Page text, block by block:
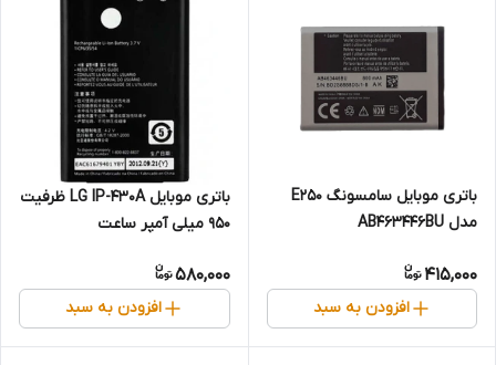
باتری موبایل سامسونگ E250
مدل AB463446BU
415,000
افزودن به سبد
باتری موبایل LG IP-430A ظرفیت
950 میلی آمپر ساعت
580,000
افزودن به سبد